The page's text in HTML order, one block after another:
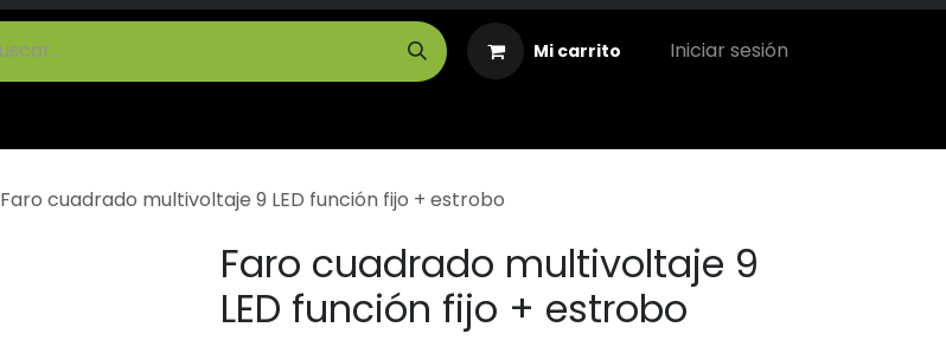
Mi carrito Iniciar sesión
Faro cuadrado multivoltaje 9 LED función fijo + estrobo
Faro cuadrado multivoltaje 9
LED función fijo + estrobo